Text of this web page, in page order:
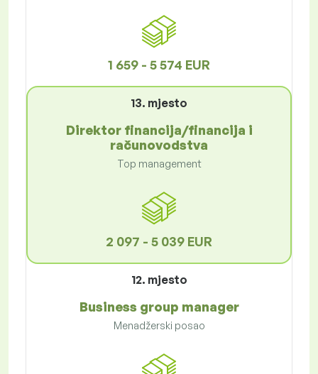
1 659 - 5 574 EUR
13. mjesto
Direktor financija/financija i
računovodstva
Top management
2 097 - 5 039 EUR
12. mjesto
Business group manager
Menadžerski posao